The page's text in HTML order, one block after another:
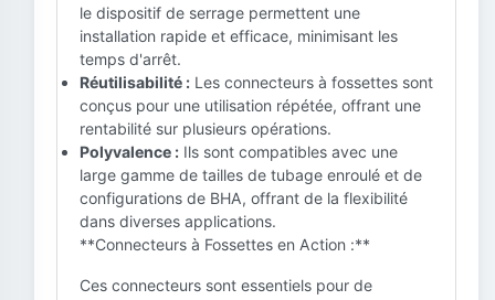
le dispositif de serrage permettent une
installation rapide et efficace, minimisant les
temps d'arrêt.
Réutilisabilité : Les connecteurs à fossettes sont
conçus pour une utilisation répétée, offrant une
rentabilité sur plusieurs opérations.
Polyvalence : Ils sont compatibles avec une
large gamme de tailles de tubage enroulé et de
configurations de BHA, offrant de la flexibilité
dans diverses applications.
**Connecteurs à Fossettes en Action :**
Ces connecteurs sont essentiels pour de